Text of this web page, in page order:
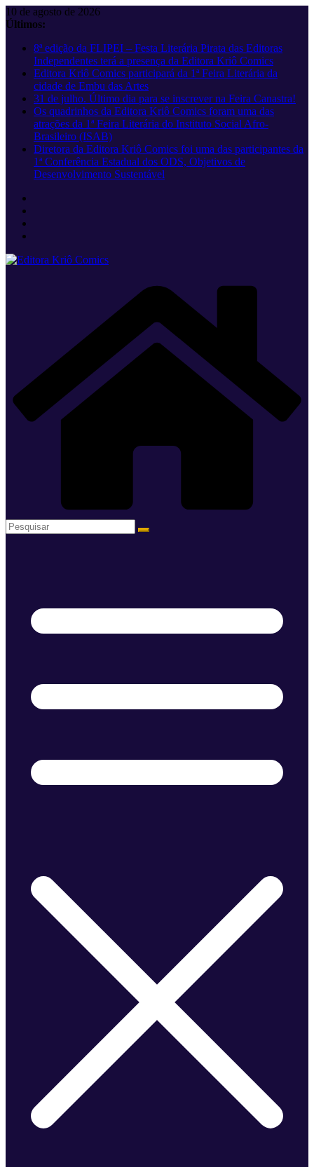
Pular
para
conteúdo
10 de agosto de 2026
Últimos:
8ª edição da FLIPEI – Festa Literária Pirata das Editoras
Independentes terá a presença da Editora Kriô Comics
Editora Kriô Comics participará da 1ª Feira Literária da
cidade de Embu das Artes
31 de julho. Último dia para se inscrever na Feira Canastra!
Os quadrinhos da Editora Kriô Comics foram uma das
atrações da 1ª Feira Literária do Instituto Social Afro-
Brasileiro (ISAB)
Diretora da Editora Kriô Comics foi uma das participantes da
1ª Conferência Estadual dos ODS, Objetivos de
Desenvolvimento Sustentável